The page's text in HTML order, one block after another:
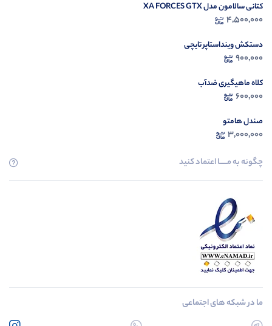
کتانی سالامون مدل XA FORCES GTX
4,500,000
دستکش وینداستاپر تایچی
900,000
کلاه ماهیگیری ضدآب
600,000
صندل هامتو
3,000,000
چگونه به مــــــا اعتماد کنید
ما در شبکه های اجتماعی